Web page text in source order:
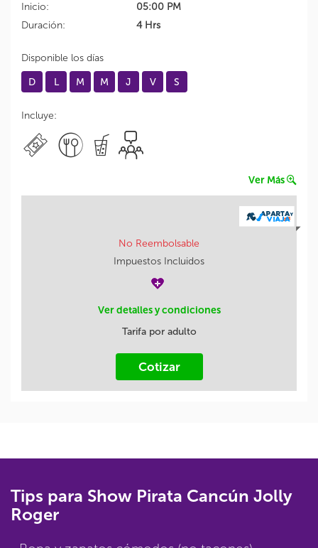
Inicio:
Duración:
05:00 PM
4 Hrs
Disponible los días
D
L M M J V S
Incluye:
Ver Más
No Reembolsable
Impuestos Incluidos
Ver detalles y condiciones
Tarifa por adulto
Cotizar
Tips para Show Pirata Cancún Jolly
Roger